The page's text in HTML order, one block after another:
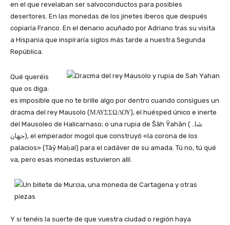
en el que revelaban ser salvoconductos para posibles
desertores. En las monedas de los jinetes íberos que después
copiaría Franco. En el denario acuñado por Adriano tras su visita
a Hispania que inspiraría siglos más tarde a nuestra Segunda
República.
Qué queréis
que os diga:
es imposible que no te brille algo por dentro cuando consigues un
dracma del rey Mausolo (ΜΑΥΣΣΩΛΟΥ), el huésped único e inerte
del Mausoleo de Halicarnaso; o una rupia de Šāh Ŷahān (شاہ
جهان), el emperador mogol que construyó «la corona de los
palacios» (Tāŷ Maḥal) para el cadáver de su amada. Tú no, tú qué
va, pero esas monedas estuvieron allí.
Y si tenéis la suerte de que vuestra ciudad o región haya